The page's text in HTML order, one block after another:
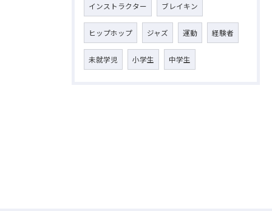
インストラクター ブレイキン
ヒップホップ ジャズ 運動 経験者
未就学児 小学生 中学生